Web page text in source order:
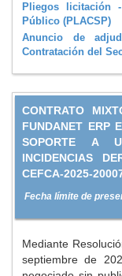
Pliegos licitación
Público (PLACSP)
Anuncio de
Contratación del
CONTRATO
FUNDANET ERP
SOPORTE A
INCIDENCIAS
CEFCA-2025-
Fecha límite de
Mediante
septiembre de